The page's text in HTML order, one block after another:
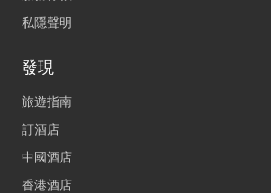
私隱聲明
發現
旅遊指南
訂酒店
中國酒店
香港酒店